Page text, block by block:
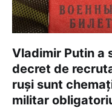
Vladimir Putin a
decret de
ruși sunt
militar